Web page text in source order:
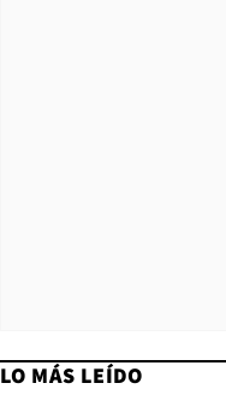
LO MÁS LEÍDO